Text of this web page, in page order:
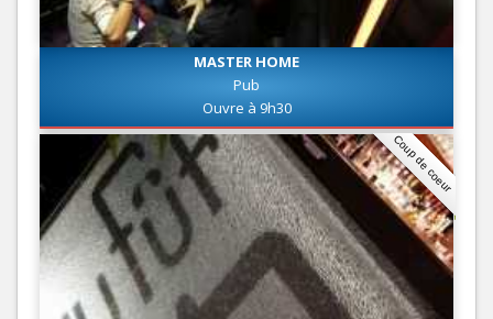
MASTER HOME
Pub
Ouvre à 9h30
Coup de coeur